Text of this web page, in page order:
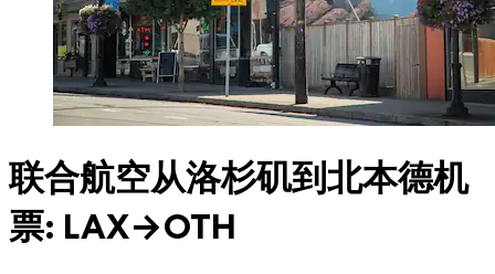
联合航空从洛杉矶到北本德机
票: LAX→OTH